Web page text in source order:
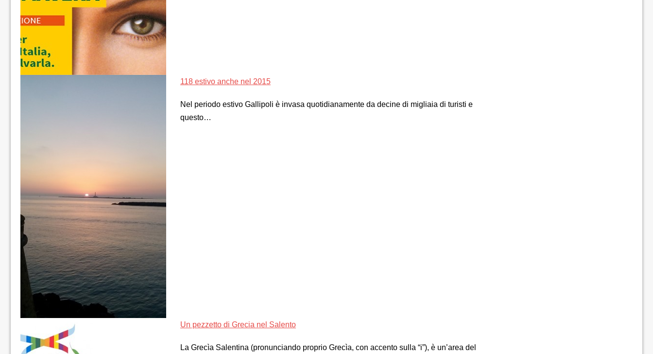
118 estivo anche nel 2015
Nel periodo estivo Gallipoli è invasa quotidianamente da decine di migliaia di turisti e
questo…
Un pezzetto di Grecia nel Salento
La Grecìa Salentina (pronunciando proprio Grecìa, con accento sulla “i”), è un’area del